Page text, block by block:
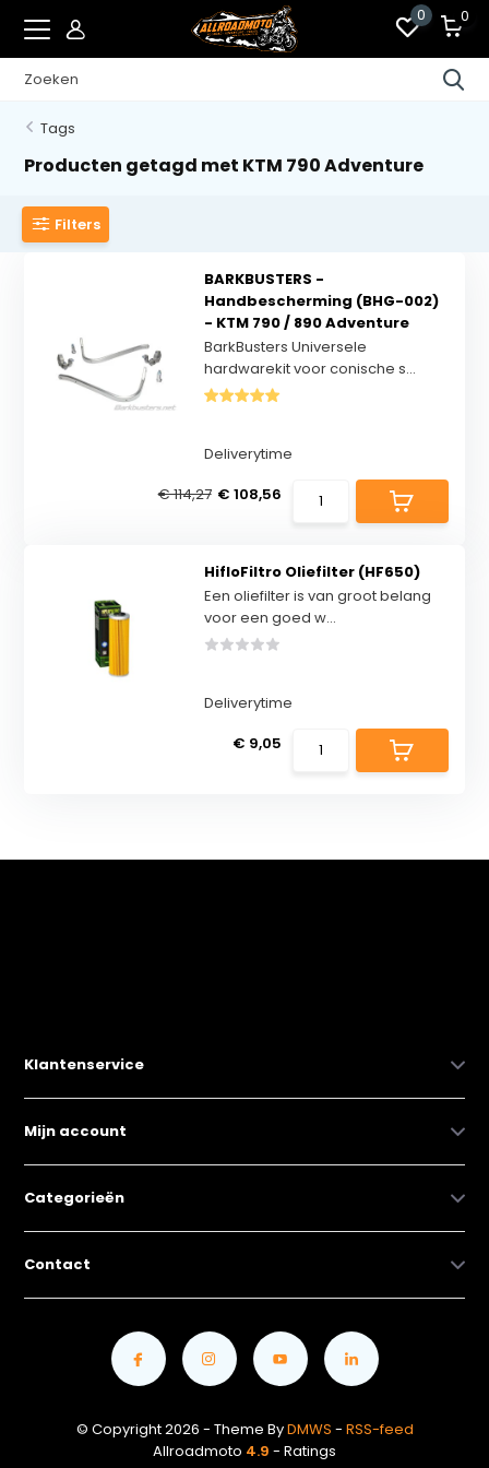
0 0
Tags
Producten getagd met KTM 790 Adventure
Filters
BARKBUSTERS -
Handbescherming (BHG-002)
- KTM 790 / 890 Adventure
BarkBusters Universele
hardwarekit voor conische s...
Deliverytime
€ 114,27 € 108,56
HifloFiltro Oliefilter (HF650)
Een oliefilter is van groot belang
voor een goed w...
Deliverytime
€ 9,05
Klantenservice
Mijn account
Categorieën
Contact
© Copyright 2026 - Theme ByDMWS - RSS-feed
Allroadmoto 4.9 - Ratings